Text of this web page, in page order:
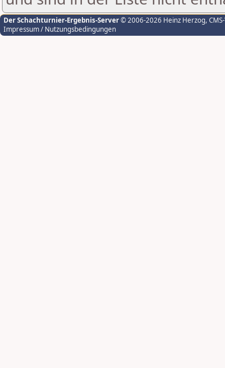
Der Schachturnier-Ergebnis-Server© 2006-2026 Heinz Herzog,
Impressum / Nutzungsbedingungen